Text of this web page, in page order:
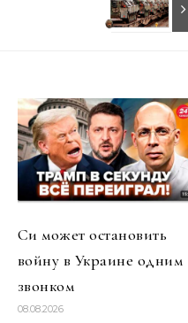
Си может остановить
войну в Украине одним
звонком
08.08.2026